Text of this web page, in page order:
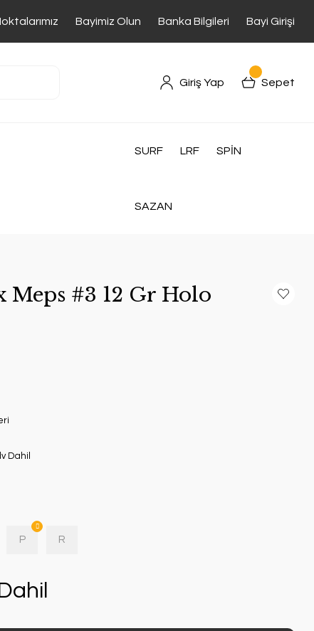
Bayimiz Olun Banka Bilgileri Bayi Girişi
Giriş Yap Sepet
SURF LRF SPİN
SAZAN
Meps #3 12 Gr Holo
Dahil
P R